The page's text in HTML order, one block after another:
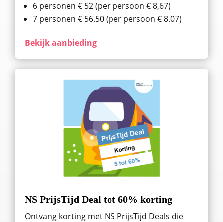
6 personen € 52 (per persoon € 8,67)
7 personen € 56.50 (per persoon € 8.07)
Bekijk aanbieding
NS PrijsTijd Deal tot 60% korting
Ontvang korting met NS PrijsTijd Deals die